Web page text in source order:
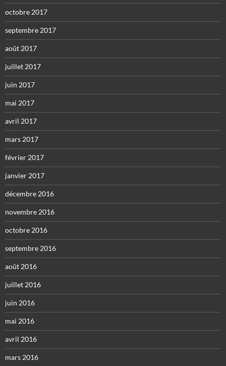
octobre 2017
septembre 2017
août 2017
juillet 2017
juin 2017
mai 2017
avril 2017
mars 2017
février 2017
janvier 2017
décembre 2016
novembre 2016
octobre 2016
septembre 2016
août 2016
juillet 2016
juin 2016
mai 2016
avril 2016
mars 2016